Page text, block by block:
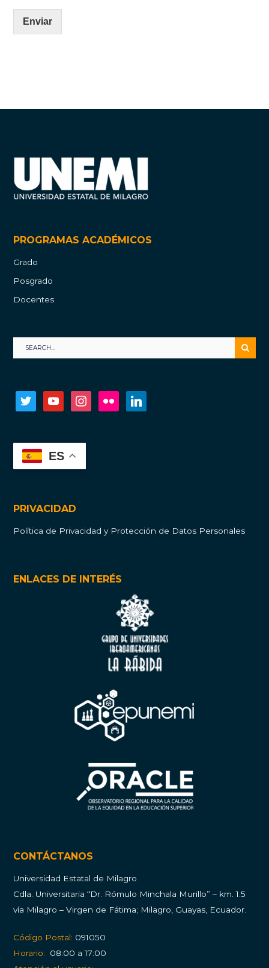
Enviar
PROGRAMAS ACADÉMICOS
Grado
Posgrado
Docentes
twitter youtube instagramflickr
ES
PRIVACIDAD
Política de Privacidad y Protección de Datos Personales
ENLACES DE INTERÉS
CONTÁCTANOS
Universidad Estatal de Milagro
Cdla. Universitaria “Dr. Rómulo Minchala Murillo” – km. 1.5
vía Milagro – Virgen de Fátima; Milagro, Guayas, Ecuador.
Código Postal: 091050
Horario:
08:00 a 17:00